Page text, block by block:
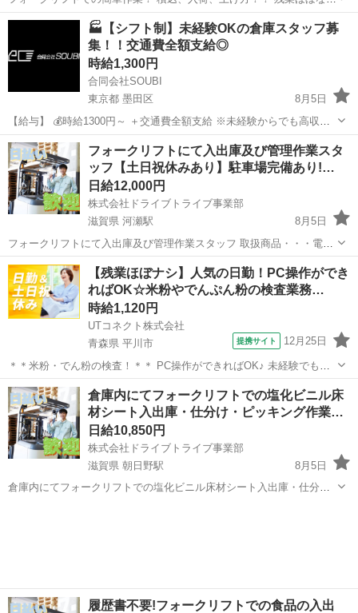
し、月曜日～金曜日 土日祝休み！ 土曜日出たい方は是非！！ 簡単作
業、融通はめっちゃききます！
大阪 東大阪市 新石切駅 倉庫 フォークリフト
🏭【シフト制】未経験OKの倉庫スタッフ募
集！！交通費全額支給◎
時給1,300円
合同会社SOUBI
東京都 墨田区
8月5日
【給与】 💰時給1300円～ ＋交通費全額支給 ※未経験からでも高収入
スタート！！！ ⸻ 【勤務地】 📍辰巳倉庫内（詳細は面接時にご案
内） 最寄駅：辰巳駅 ⸻ 【仕事内容】 【倉庫...
東京 墨田区 スタッフ
フォークリフトにて入出庫及び管理作業スタ
ッフ【土日祝休みあり】駐車場完備あり!…
日給12,000円
株式会社ドライブトライブ事業部
滋賀県 河瀬駅
8月5日
フォークリフトにて入出庫及び管理作業スタッフ 取扱商品・・・電気
通信資材や安全標識などのプラスチック製品 作業場所・・・構内 勤務
時間・・・8:00～17:00 平均年齢・・・22～40くらいまでの方活躍中
◆すぐ...
滋賀 彦根市 河瀬駅 倉庫 スタッフ
【残業ほぼナシ】人気の日勤！PC操作ができ
ればOK☆米粉やでんぷん粉の検査業務…
時給1,120円
UTコネクト株式会社
青森県 平川市
提携サイト 12月25日
＊＊米粉・でん粉の検査！＊＊ PC操作ができればOK♪ 未経験でも安
心の丁寧な研修あり！ さまざまな食品の原材料となる、 米・でん粉加
工品を製造している会社でのお仕事です！ ＜具体的には…＞ ◆製品管
理用・検査機器を使...
青森 平川市 倉庫
倉庫内にてフォークリフトでの塩化ビニル床
材シート入出庫・仕分け・ピッキング作業…
日給10,850円
株式会社ドライブトライブ事業部
滋賀県 朝日野駅
8月5日
倉庫内にてフォークリフトでの塩化ビニル床材シート入出庫・仕分
履歴書不要!フォークリフトでの食品の入出